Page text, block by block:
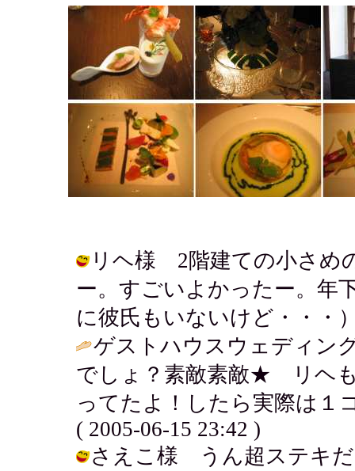
リヘ様 2階建ての小さめ
ー。すごいよかったー。年
に彼氏もいないけど・・・
ゲストハウスウェディン
でしょ？素敵素敵★ リヘ
ってたよ！したら実際は１
( 2005-06-15 23:42 )
さえこ様 うん超ステキだ